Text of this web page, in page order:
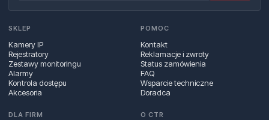
SKLEP
Kamery IP
Rejestratory
Zestawy monitoringu
Alarmy
Kontrola dostępu
Akcesoria
POMOC
Kontakt
Reklamacje i zwroty
Status zamówienia
FAQ
Wsparcie techniczne
Doradca
DLA FIRM O CTR